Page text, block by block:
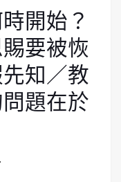
開始？
要被恢
知／教
題在於